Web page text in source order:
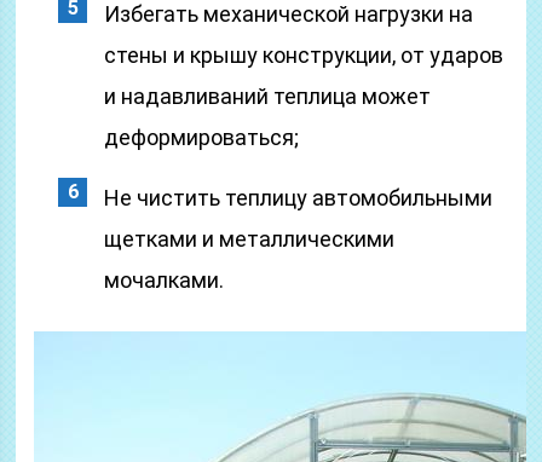
Избегать механической нагрузки на
стены и крышу конструкции, от ударов
и надавливаний теплица может
деформироваться;
Не чистить теплицу автомобильными
щетками и металлическими
мочалками.